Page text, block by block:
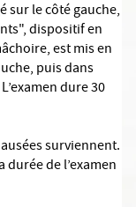
sur le côté gauche,
dispositif en
est mis en
puis dans
dure 30
surviennent.
de l’examen